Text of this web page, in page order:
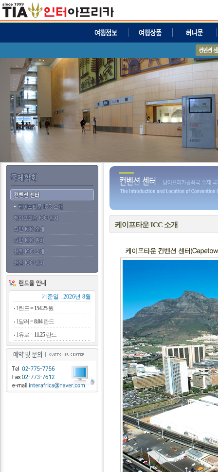
기준일 : 2026년 8월
1란드 = 154.25원
1달러 =8.04란드
1유로 = 11.25란드
케이프타운 ICC 소개